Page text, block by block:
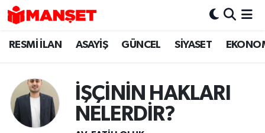
RESMİ İLAN ASAYİŞ GÜNCEL SİYASET
İŞÇİNİN HAKLARI
NELERDİR?
Hava Durumu
Süper Lig Puan Durumu ve Fikstür